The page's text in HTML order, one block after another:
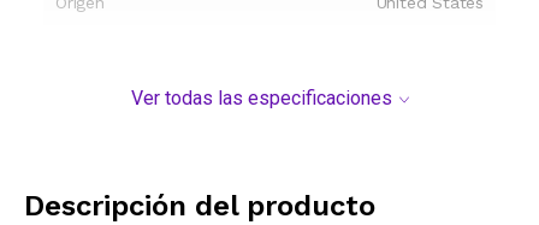
Ver todas las especificaciones
Descripción del producto